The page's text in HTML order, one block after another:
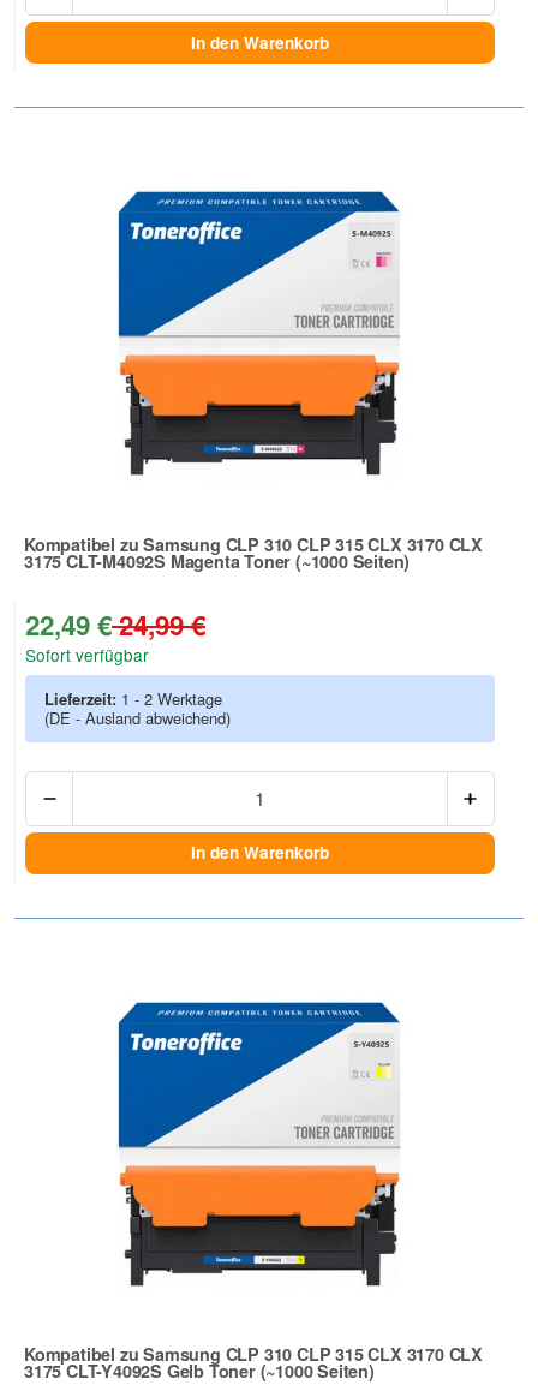
In den Warenkorb
Kompatibel zu Samsung CLP 310 CLP 315 CLX 3170 CLX
3175 CLT-M4092S Magenta Toner (~1000 Seiten)
Zur Artikelbewertung
22,49 €24,99 €
Sofort verfügbar
Lieferzeit: 1 - 2 Werktage
(DE - Ausland abweichend)
In den Warenkorb
Kompatibel zu Samsung CLP 310 CLP 315 CLX 3170 CLX
3175 CLT-Y4092S Gelb Toner (~1000 Seiten)